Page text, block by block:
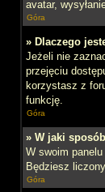
avatar,
Góra
» Dlaczego
Jeżeli nie
przejęciu
korzystasz z
funkcję.
Góra
» W jaki
W swoim
Będziesz
Góra